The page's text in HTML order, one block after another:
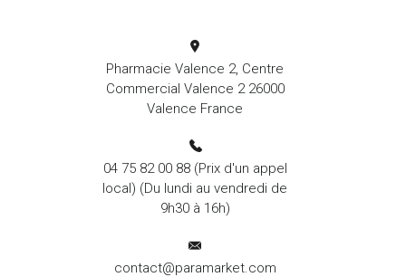
Pharmacie Valence 2, Centre
Commercial Valence 2 26000
Valence France
04 75 82 00 88(Prix d'un appel
local) (Du lundi au vendredi de
9h30 à 16h)
contact@paramarket.com